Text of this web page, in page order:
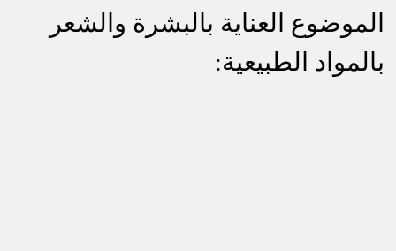
الموضوع العناية بالبشرة والشعر
بالمواد الطبيعية: